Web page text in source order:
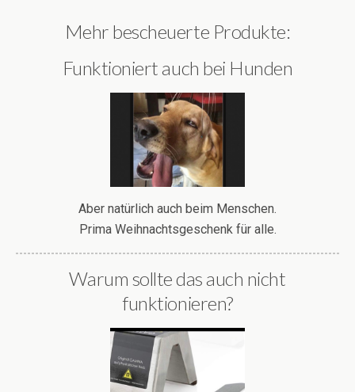
Mehr bescheuerte Produkte:
Funktioniert auch bei Hunden
Aber natürlich auch beim Menschen.
Prima Weihnachtsgeschenk für alle.
Warum sollte das auch nicht
funktionieren?